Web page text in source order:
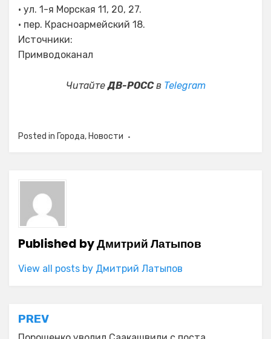
• ул. 1-я Морская 11, 20, 27.
• пер. Красноармейский 18.
Источники:
Примводоканал
ЧитайтеДВ-РОССв Telegram
Posted in Города, Новости
Published byДмитрий Латыпов
View all posts by Дмитрий Латыпов
Навигация
PREV